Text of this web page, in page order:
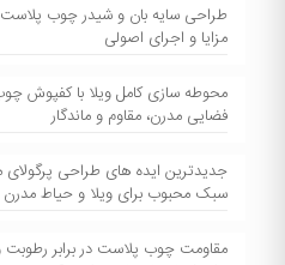
طراحی سایه بان و شیدر چوب پلاست
مزایا و اجرای اصولی
محوطه سازی کامل ویلا با کفپوش
فضایی مدرن، مقاوم و ماندگار
سبک محبوب برای ویلا و حیاط مدرن
مقاومت چوب پلاست در برابر رطوبت